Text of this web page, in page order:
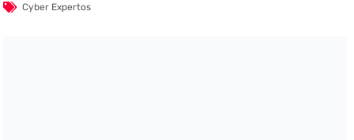
Cyber Expertos